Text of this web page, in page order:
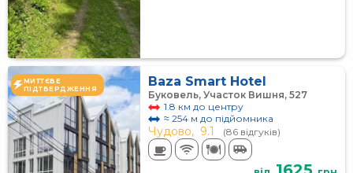
МИТТЄВЕ
ПІДТВЕРДЖЕННЯ
Baza Smart Hotel
Буковель, Участок Вишня, 527
1.8 км до центру
≈ 254 м до підйомника
Чудово, 9.1 (86 відгуків)